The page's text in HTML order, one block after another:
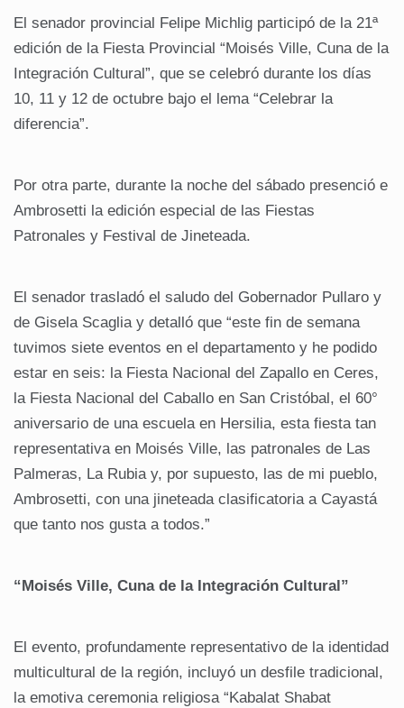
El senador provincial Felipe Michlig participó de la 21ª
edición de la Fiesta Provincial “Moisés Ville, Cuna de la
Integración Cultural”, que se celebró durante los días
10, 11 y 12 de octubre bajo el lema “Celebrar la
diferencia”.
Por otra parte, durante la noche del sábado presenció e
Ambrosetti la edición especial de las Fiestas
Patronales y Festival de Jineteada.
El senador trasladó el saludo del Gobernador Pullaro y
de Gisela Scaglia y detalló que “este fin de semana
tuvimos siete eventos en el departamento y he podido
estar en seis: la Fiesta Nacional del Zapallo en Ceres,
la Fiesta Nacional del Caballo en San Cristóbal, el 60°
aniversario de una escuela en Hersilia, esta fiesta tan
representativa en Moisés Ville, las patronales de Las
Palmeras, La Rubia y, por supuesto, las de mi pueblo,
Ambrosetti, con una jineteada clasificatoria a Cayastá
que tanto nos gusta a todos.”
“Moisés Ville, Cuna de la Integración Cultural”
El evento, profundamente representativo de la identidad
multicultural de la región, incluyó un desfile tradicional,
la emotiva ceremonia religiosa “Kabalat Shabat